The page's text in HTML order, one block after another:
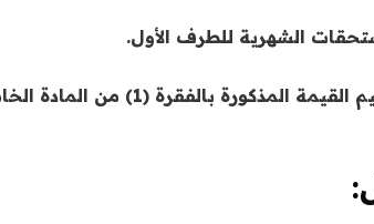
الشهرية للطرف الأول.
في حال ابتدأ العقد وانتهائها بعد